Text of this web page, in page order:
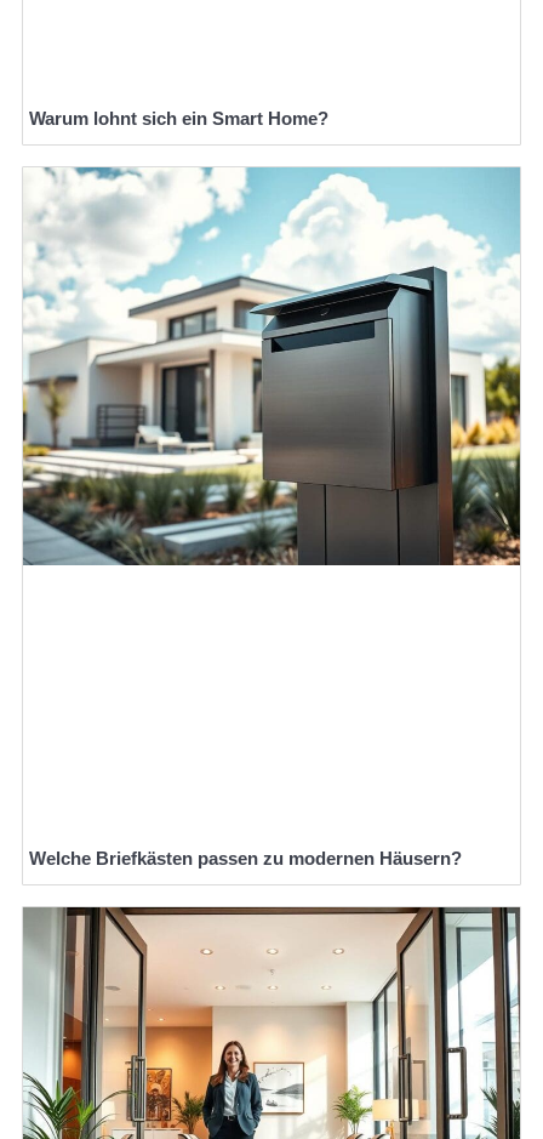
Warum lohnt sich ein Smart Home?
Welche Briefkästen passen zu modernen Häusern?